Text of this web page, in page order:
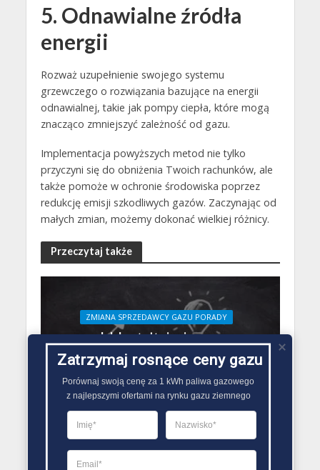
5. Odnawialne źródła
energii
Rozważ uzupełnienie swojego systemu
grzewczego o rozwiązania bazujące na energii
odnawialnej, takie jak pompy ciepła, które mogą
znacząco zmniejszyć zależność od gazu.
Implementacja powyższych metod nie tylko
przyczyni się do obniżenia Twoich rachunków, ale
także pomoże w ochronie środowiska poprzez
redukcję emisji szkodliwych gazów. Zaczynając od
małych zmian, możemy dokonać wielkiej różnicy.
Przeczytaj także
ZMIANA SPRZEDAWCY GAZU PORADY
Jak kształtują się ceny
gazu? Analiza rynku
energetycznego
24 maja 2024
Redakcja Zmiana Sprzedawcy Gazu
Zatrzymaj rosnące ceny gazu
Porównaj swoją cenę za 1 kWh paliwa gazowego
z najlepszymi ofertami na rynku gazu ziemnego